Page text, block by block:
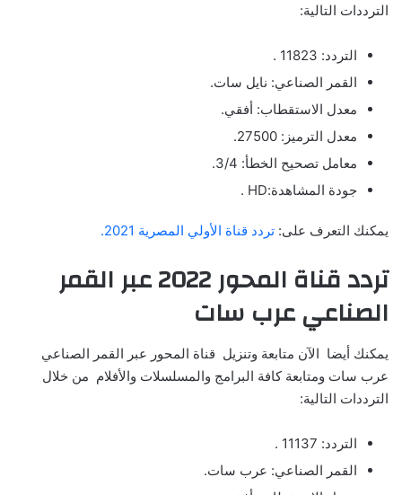
الترددات التالية:
التردد: 11823 .
القمر الصناعي: نايل سات.
معدل الاستقطاب: أفقي.
معدل الترميز: 27500.
معامل تصحيح الخطأ: 3/4.
جودة المشاهدة:HD .
يمكنك التعرف على: تردد قناة الأولي المصرية 2021.
تردد قناة المحور 2022 عبر القمر
الصناعي عرب سات
يمكنك أيضا الآن متابعة وتنزيل قناة المحور عبر القمر الصناعي
عرب سات ومتابعة كافة البرامج والمسلسلات والأفلام من خلال
الترددات التالية:
التردد: 11137 .
القمر الصناعي: عرب سات.